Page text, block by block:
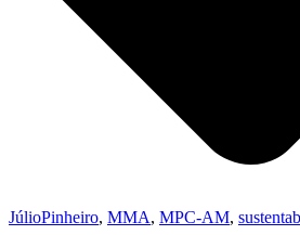
JúlioPinheiro, MMA, MPC-AM,